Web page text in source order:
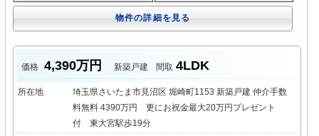
物件の詳細を見る
価格 4,390万円 新築戸建 間取 4LDK
所在地
埼玉県さいたま市見沼区 堀崎町1153 新築戸建 仲介手数
料無料 4390万円 更にお祝金最大20万円プレゼント
付 東大宮駅歩19分